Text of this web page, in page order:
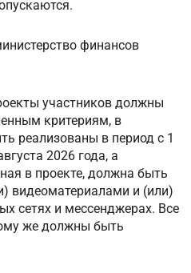
финансов
участников должны
критериям, в
реализованы в период с 1
2026 года, а
в проекте, должна быть
видеоматериалами и (или)
сетях и мессенджерах. Все
же должны быть